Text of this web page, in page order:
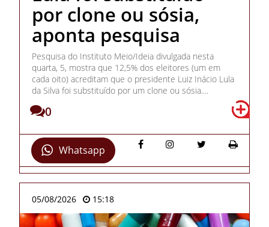
por clone ou sósia,
aponta pesquisa
Pesquisa do Instituto Meio/Ideia divulgada nesta
quarta, 5, mostra que 12,5% dos eleitores (um em
cada oito) acreditam que o presidente Luiz Inácio Lula
da Silva foi substituído por um clone ou sósia....
0
Whatsapp
05/08/2026 15:18